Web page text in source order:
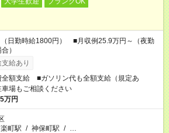
（日勤時給1800円） ■月収例25.9万円～（夜勤
）
給あり
全額支給 ■ガソリン代も全額支給（規定あ
場もご相談ください
万円
町駅 / 神保町駅 / …